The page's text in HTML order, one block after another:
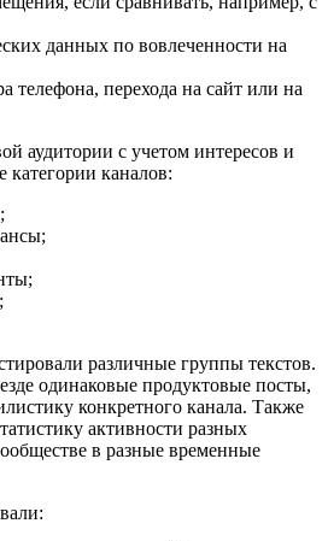
данных по вовлеченности на
телефона, перехода на сайт или на
аудитории с учетом интересов и
категории каналов:
различные группы текстов.
одинаковые продуктовые посты,
конкретного канала. Также
активности разных
в разные временные